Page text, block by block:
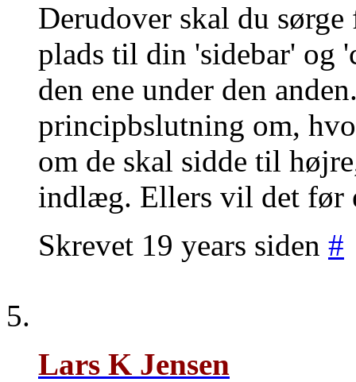
Derudover skal du
plads til din 'sidebar' og
den ene under den
principbslutning om,
om de skal sidde til
indlæg. Ellers vil det før
Skrevet 19 years siden #
Lars K Jensen